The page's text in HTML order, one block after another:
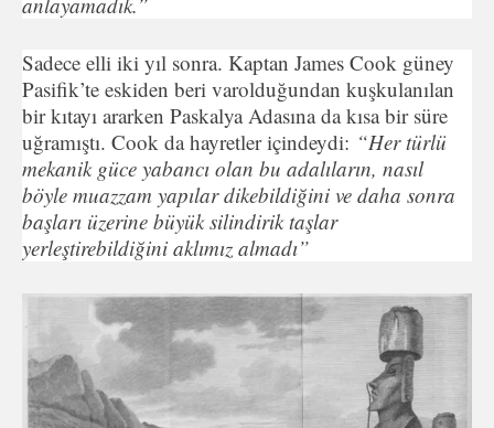
Sadece elli iki yıl sonra. Kaptan James Cook güney
Pasi­fik’te eskiden beri varolduğundan kuşkulanılan
bir kıtayı arar­ken Paskalya Adasına da kısa bir süre
uğramıştı. Cook da hay­retler içindeydi: “Her türlü
mekanik güce yabancı olan bu adalı­ların, nasıl
böyle muazzam yapılar dikebildiğini ve daha sonra
başları üzerine büyük silindirik taşlar
yerleştirebildiğini aklımız almadı”